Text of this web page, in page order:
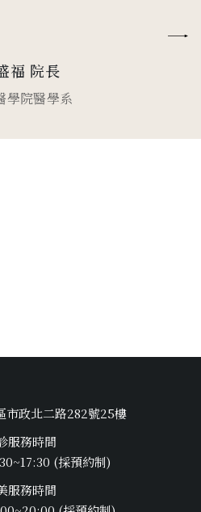
福 院長
學院醫學系
市政北二路282號25樓
服務時間
(採預約制)
服務時間